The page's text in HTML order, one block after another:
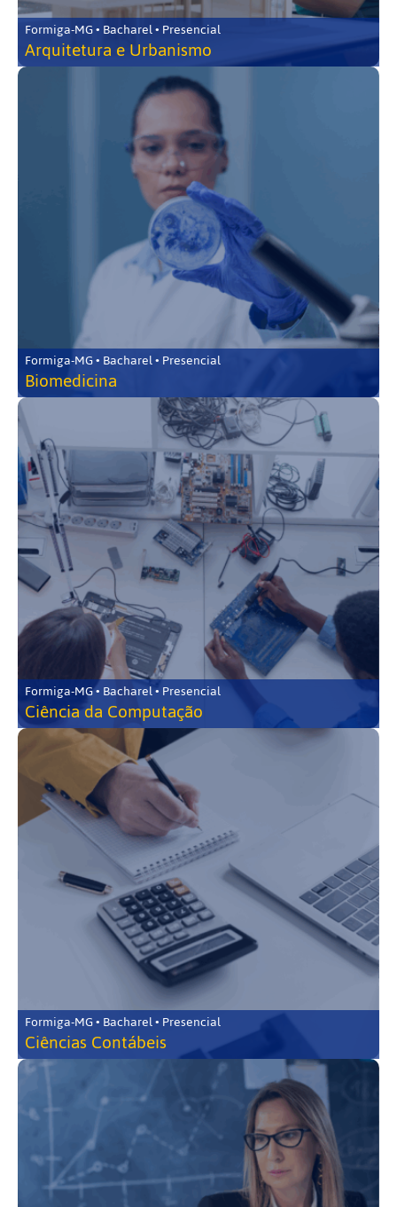
Formiga-MG • Bacharel • Presencial
Arquitetura e Urbanismo
Formiga-MG • Bacharel • Presencial
Biomedicina
Formiga-MG • Bacharel • Presencial
Ciência da Computação
Formiga-MG • Bacharel • Presencial
Ciências Contábeis